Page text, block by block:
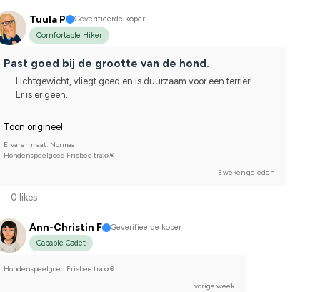
Tuula P
Geverifieerde koper
Comfortable Hiker
Past goed bij de grootte van de hond.
Lichtgewicht, vliegt goed en is duurzaam voor een terriër!
Er is er geen.
Toon origineel
Ervaren maat: Normaal
Hondenspeelgoed Frisbee traxx®
3 weken geleden
0 likes
Ann-Christin F
Geverifieerde koper
Capable Cadet
Hondenspeelgoed Frisbee traxx®
vorige week